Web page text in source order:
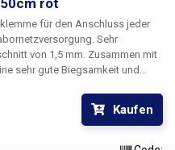
rot
für den Anschluss jeder
Sehr
von 1,5 mm. Zusammen mit
sehr gute Biegsamkeit und
werden, um Knoten im
Farben zur
Kaufen